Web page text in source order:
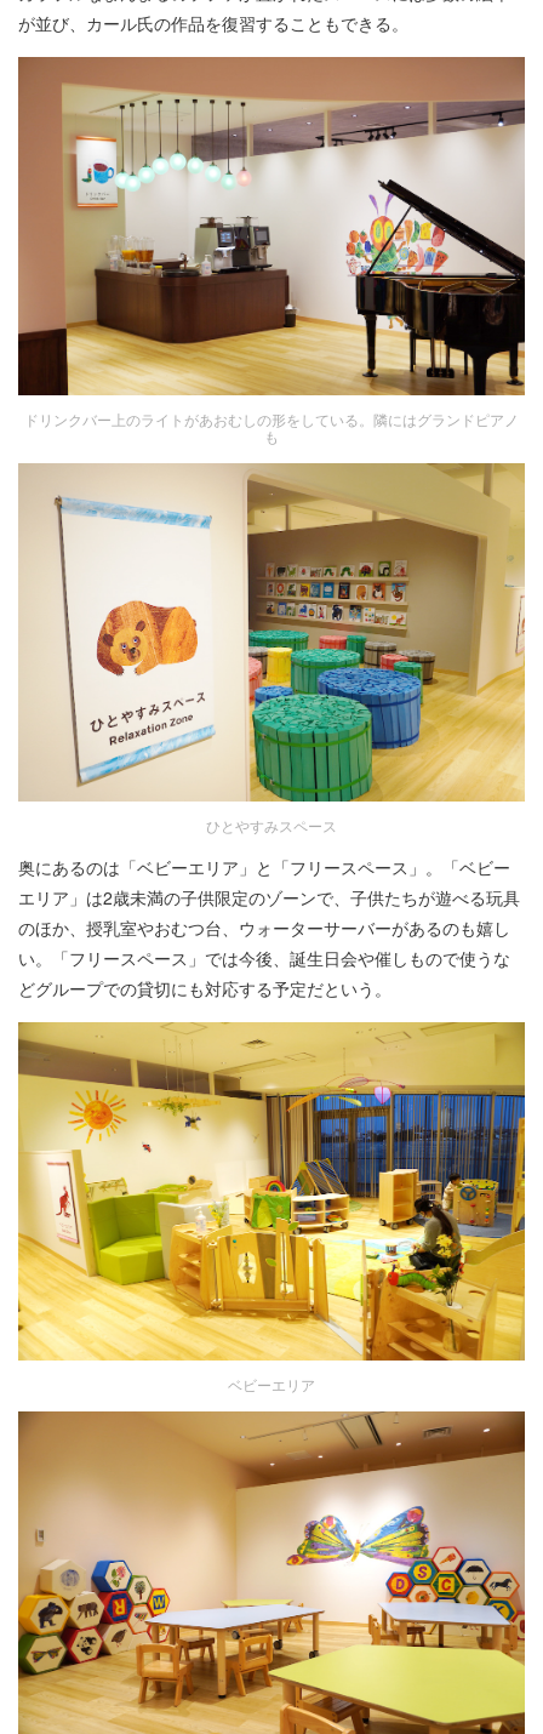
が並び、カール氏の作品を復習することもできる。
ドリンクバー上のライトがあおむしの形をしている。隣にはグランドピアノ
も
ひとやすみスペース
奥にあるのは「ベビーエリア」と「フリースペース」。「ベビー
エリア」は2歳未満の子供限定のゾーンで、子供たちが遊べる玩具
のほか、授乳室やおむつ台、ウォーターサーバーがあるのも嬉し
い。「フリースペース」では今後、誕生日会や催しもので使うな
どグループでの貸切にも対応する予定だという。
ベビーエリア